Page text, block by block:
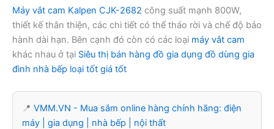
Máy vắt cam Kalpen CJK-2682 công suất mạnh 800W,
thiết kế thân thiện, các chi tiết có thể tháo rời và chế độ bảo
hành dài hạn. Bên cạnh đó còn có các loại máy vắt cam
khác nhau ở tại Siêu thị bán hàng đồ gia dụng đồ dùng gia
đình nhà bếp loại tốt giá tốt
📍 VMM.VN - Mua sắm online hàng chính hãng: điện
máy | gia dụng | nhà bếp | nội thất